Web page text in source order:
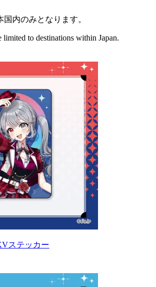
内のみとなります。
limited to destinations within Japan.
ステッカー